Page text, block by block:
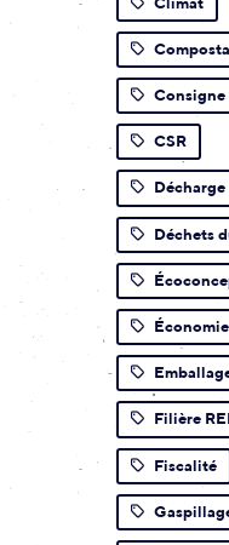
Consigne
CSR
Décharge
Déchets
Filière
Fiscalité